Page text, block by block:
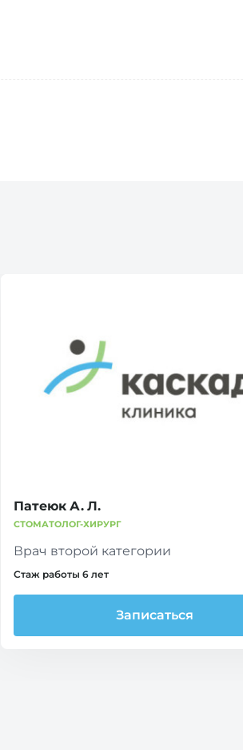
Патеюк А. Л.
СТОМАТОЛОГ-ХИРУРГ
Врач второй категории
Стаж работы 6 лет
Записаться